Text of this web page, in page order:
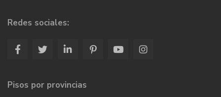
Redes sociales:
Pisos por provincias